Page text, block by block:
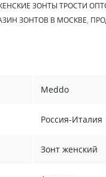
ЗОНТЫ ТРОСТИ
ЗОНТОВ В МОСКВЕ,
Meddo
Россия-Италия
Зонт женский